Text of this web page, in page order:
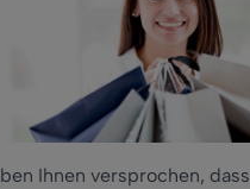
Ihnen versprochen, dass